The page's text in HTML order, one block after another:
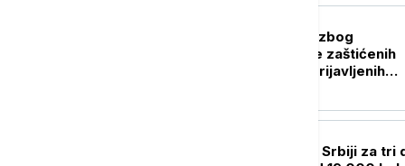
Uhapšen Pazarac zbog
falsifikovane robe zaštićenih
robnih marki i neprijavljenih
ROADPOL akcija u Srbiji za tri